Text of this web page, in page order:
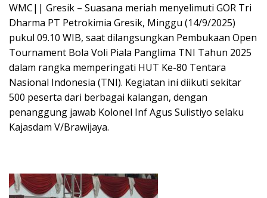
WMC|| Gresik – Suasana meriah menyelimuti GOR Tri
Dharma PT Petrokimia Gresik, Minggu (14/9/2025)
pukul 09.10 WIB, saat dilangsungkan Pembukaan Open
Tournament Bola Voli Piala Panglima TNI Tahun 2025
dalam rangka memperingati HUT Ke-80 Tentara
Nasional Indonesia (TNI). Kegiatan ini diikuti sekitar
500 peserta dari berbagai kalangan, dengan
penanggung jawab Kolonel Inf Agus Sulistiyo selaku
Kajasdam V/Brawijaya.